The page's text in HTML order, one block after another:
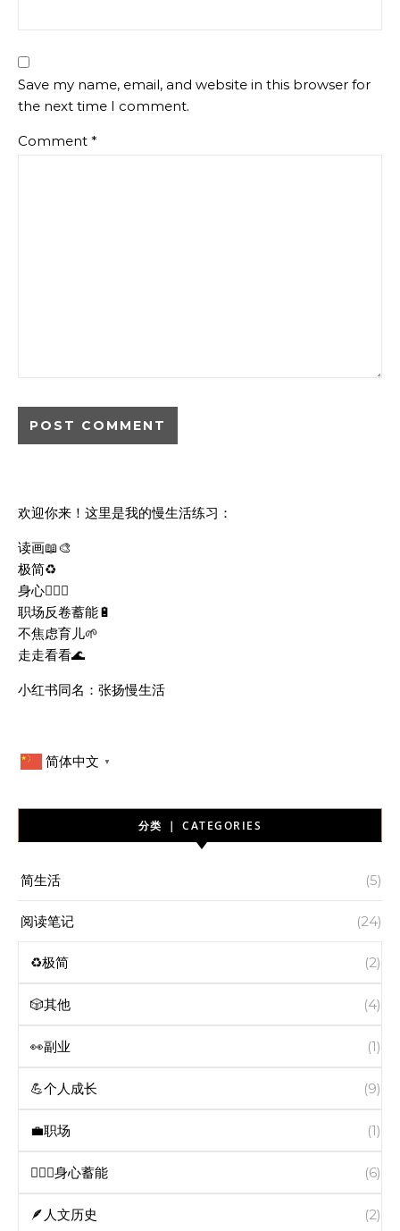
Save my name, email, and website in this browser for
the next time I comment.
Comment *
欢迎你来！这里是我的慢生活练习：
读画📖🎨
极简♻️
身心🧘🏻‍♀️
职场反卷蓄能🔋
不焦虑育儿🌱
走走看看🌊
小红书同名：张扬慢生活
简体中文 ▼
分类 ｜ CATEGORIES
简生活 (5)
阅读笔记 (24)
♻️极简 (2)
🎲其他 (4)
👀副业 (1)
💪个人成长 (9)
💼职场 (1)
🧘🏻‍♀️身心蓄能 (6)
🪶人文历史 (2)